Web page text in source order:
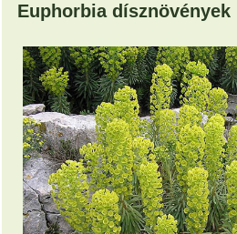
Euphorbia dísznövények